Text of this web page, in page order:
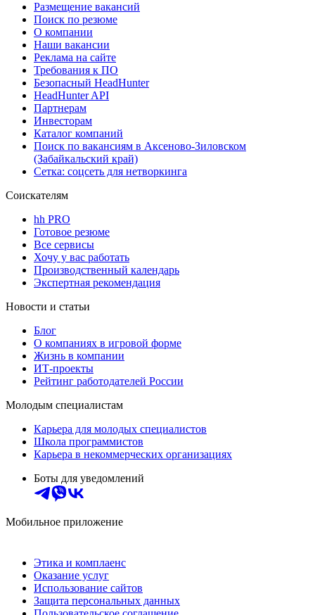
Размещение вакансий
Поиск по резюме
О компании
Наши вакансии
Реклама на сайте
Требования к ПО
Безопасный HeadHunter
HeadHunter API
Партнерам
Инвесторам
Каталог компаний
Поиск по вакансиям в Аксеново-Зиловском
(Забайкальский край)
Сетка: соцсеть для нетворкинга
Соискателям
hh PRO
Готовое резюме
Все сервисы
Хочу у вас работать
Производственный календарь
Экспертная рекомендация
Новости и статьи
Блог
О компаниях в игровой форме
Жизнь в компании
ИТ-проекты
Рейтинг работодателей России
Молодым специалистам
Карьера для молодых специалистов
Школа программистов
Карьера в некоммерческих организациях
Боты для уведомлений
Мобильное приложение
Этика и комплаенс
Оказание услуг
Использование сайтов
Защита персональных данных